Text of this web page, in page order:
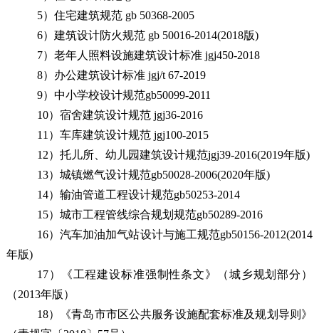
5）住宅建筑规范 gb 50368-2005
6）建筑设计防火规范 gb 50016-2014(2018版)
7）老年人 照料设施建筑设计标准jgj450-2018
8）办公建筑设计标准jgj/t 67-2019
9）中小学校设计规范gb50099-2011
10）宿舍建筑设计规范 jgj36-2016
11）车库建筑设计规范 jgj100-2015
12）托儿所、幼儿园建筑设计规范jgj39-2016(2019年版)
13）城镇燃气设计规范gb50028-2006(2020年版)
14）输油管道工程设计规范gb50253-2014
15）城市工程管线综合规划规范gb50289-2016
16）汽车加油加气站设计与施工规范gb50156-2012(2014
年版)
1 7）《工程建设标准强制性条文》（城乡规划部分）
（2013年版）
18）《青岛市市区公共服务设施配套标准及规划导则》